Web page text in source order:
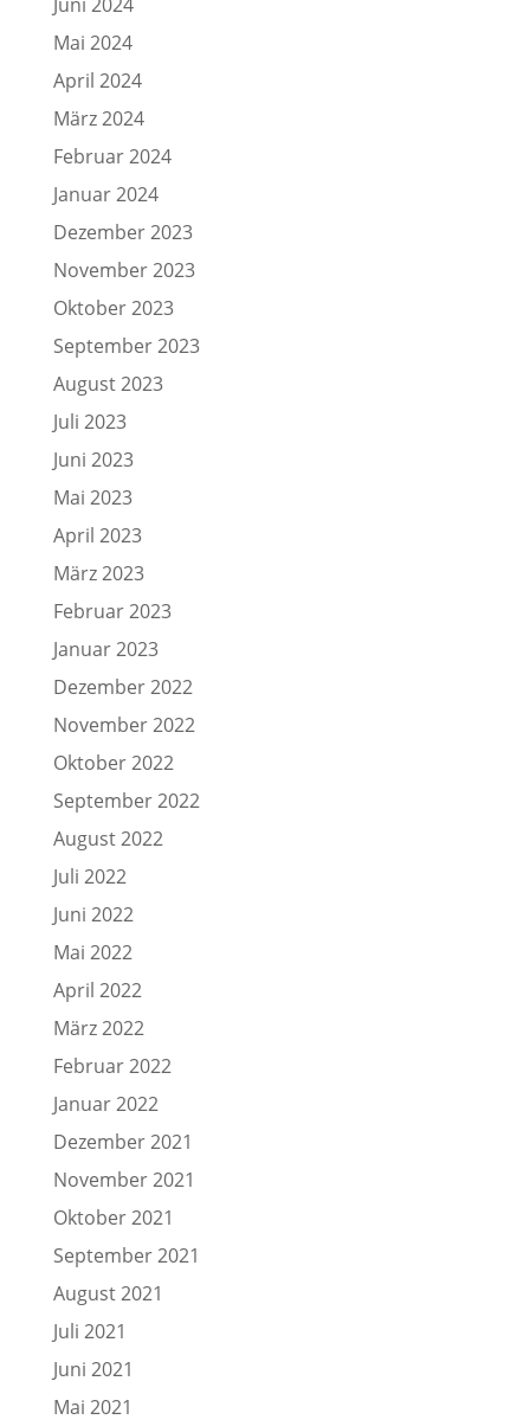
Mai 2024
April 2024
März 2024
Februar 2024
Januar 2024
Dezember 2023
November 2023
Oktober 2023
September 2023
August 2023
Juli 2023
Juni 2023
Mai 2023
April 2023
März 2023
Februar 2023
Januar 2023
Dezember 2022
November 2022
Oktober 2022
September 2022
August 2022
Juli 2022
Juni 2022
Mai 2022
April 2022
März 2022
Februar 2022
Januar 2022
Dezember 2021
November 2021
Oktober 2021
September 2021
August 2021
Juli 2021
Juni 2021
Mai 2021